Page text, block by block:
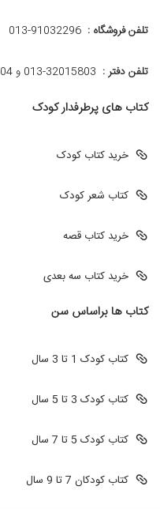
تلفن فروشگاه : 013-91032296
تلفن دفتر : 013-32015803 و 32015804-013
کتاب های پرطرفدار کودک
خرید کتاب کودک
کتاب شعر کودک
خرید کتاب قصه
خرید کتاب سه بعدی
کتاب ها براساس سن
کتاب کودک 1 تا 3 سال
کتاب کودک 3 تا 5 سال
کتاب کودک 5 تا 7 سال
کتاب کودکان 7 تا 9 سال